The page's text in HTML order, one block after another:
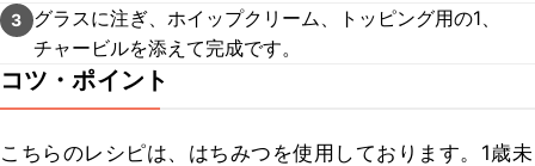
3
グラスに注ぎ、ホイップクリーム、トッピング用の1、
チャービルを添えて完成です。
コツ・ポイント
こちらのレシピは、はちみつを使用しております。1歳未